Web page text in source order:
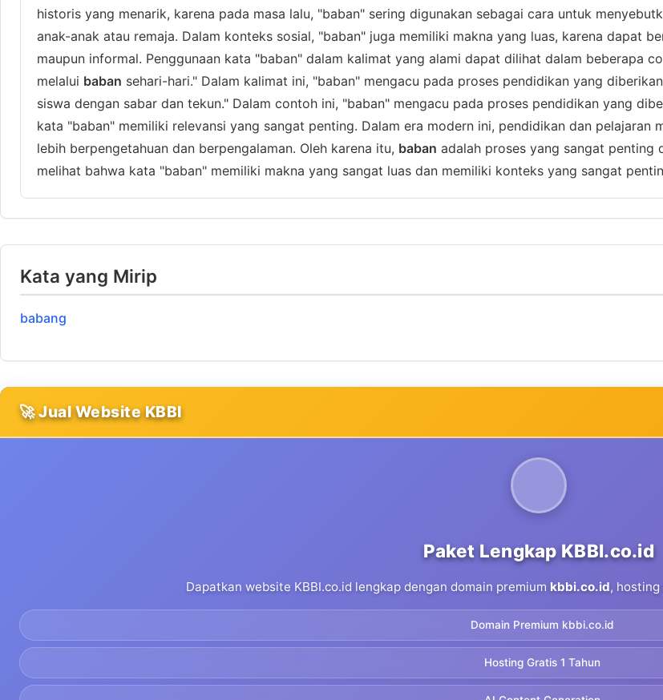
historis yang menarik, karena pada masa lalu, "baban" sering digunakan sebagai cara untuk
anak-anak atau remaja. Dalam konteks sosial, "baban" juga memiliki makna yang luas, karena dapat
maupun informal. Penggunaan kata "baban" dalam kalimat yang alami dapat dilihat dalam beberapa
melalui baban sehari-hari." Dalam kalimat ini, "baban" mengacu pada proses pendidikan yang
siswa dengan sabar dan tekun." Dalam contoh ini, "baban" mengacu pada proses pendidikan yang
kata "baban" memiliki relevansi yang sangat penting. Dalam era modern ini, pendidikan dan pelajaran
lebih berpengetahuan dan berpengalaman. Oleh karena itu, baban adalah proses yang sangat penting
melihat bahwa kata "baban" memiliki makna yang sangat luas dan memiliki konteks yang sangat
Kata yang Mirip
babang
🚀 Jual Website KBBI
Paket Lengkap KBBI.co.id
Dapatkan website KBBI.co.id lengkap dengan domain premium kbbi.co.id,
Domain Premium kbbi.co.id
Hosting Gratis 1 Tahun